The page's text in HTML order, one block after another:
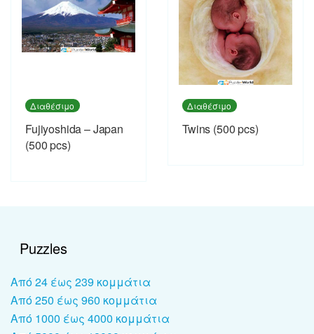
Διαθέσιμο
Fujiyoshida – Japan
(500 pcs)
Διαθέσιμο
Twins (500 pcs)
Puzzles
Από 24 έως 239 κομμάτια
Από 250 έως 960 κομμάτια
Από 1000 έως 4000 κομμάτια